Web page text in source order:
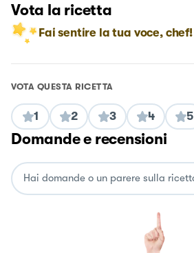
Vota la ricetta
Fai sentire la tua voce, chef!
VOTA QUESTA RICETTA
1 2 3 4 5
Domande e recensioni